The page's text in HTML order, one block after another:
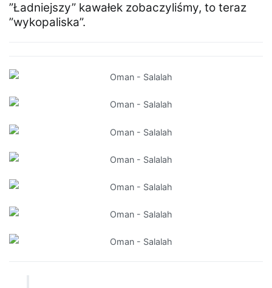
”Ładniejszy” kawałek zobaczyliśmy, to teraz
”wykopaliska”.